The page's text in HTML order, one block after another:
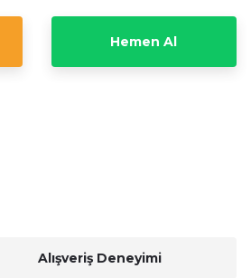
Hemen Al
Alışveriş Deneyimi